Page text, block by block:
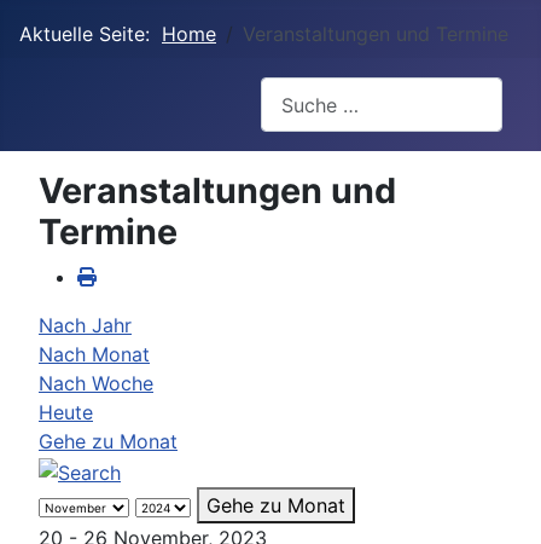
Aktuelle Seite: Home Veranstaltungen und Termine
Veranstaltungen und
Termine
Nach Jahr
Nach Monat
Nach Woche
Heute
Gehe zu Monat
Gehe zu Monat
20 - 26 November, 2023